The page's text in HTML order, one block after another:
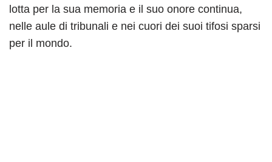
lotta per la sua memoria e il suo onore continua,
nelle aule di tribunali e nei cuori dei suoi tifosi sparsi
per il mondo.